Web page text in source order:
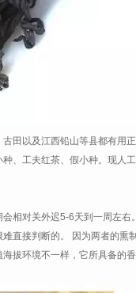
田以及江西铅山等县都有用正
、工夫红茶、假小种。现人工
相对关外迟5-6天到一周左右。
直接判断的。 因为两者的熏制
拔环境不一样，它所具备的香